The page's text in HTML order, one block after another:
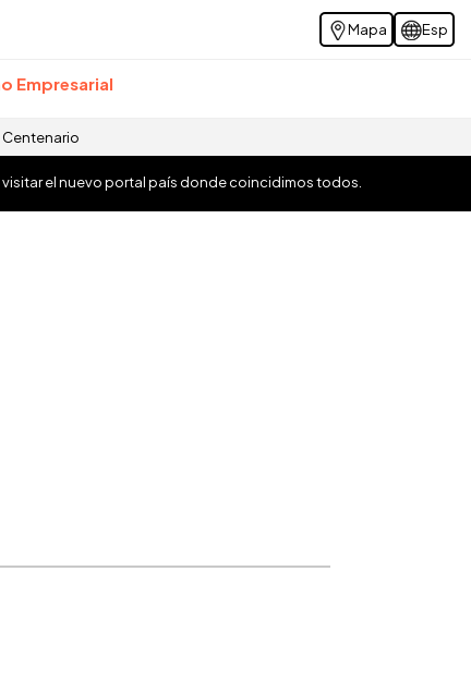
Mapa Esp
Empresarial
visitar el nuevo portal país donde coincidimos todos.